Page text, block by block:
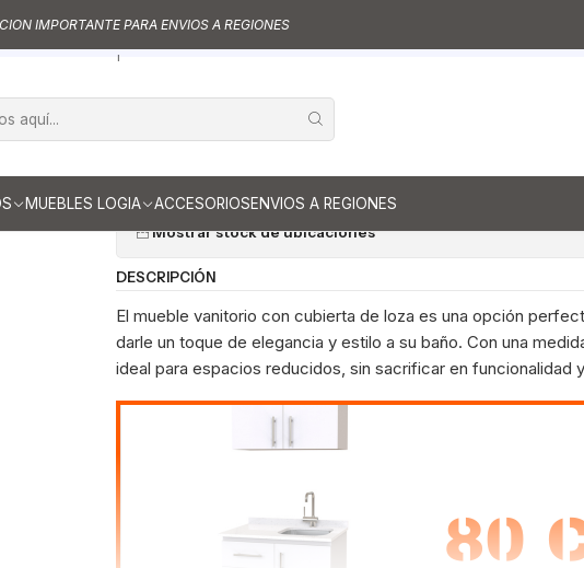
MUEBLES LOGIA ACCESORIOSENVIOS A REGIONES
IMPORTANTE PARA ENVIOS A REGIONES
- simple Mueble vanitorios aereo - simple de loza
con cubierta de loza de 50 cm / M0-501-A / Jerez
|
de 50 cm / M0-501-A / Jerez
Cantidad
Mostrar stock de ubicaciones
DESCRIPCIÓN
El mueble vanitorio con cubierta de loza es una opción
darle un toque de elegancia y estilo a su baño. Con una
ideal para espacios reducidos, sin sacrificar en funcionalidad